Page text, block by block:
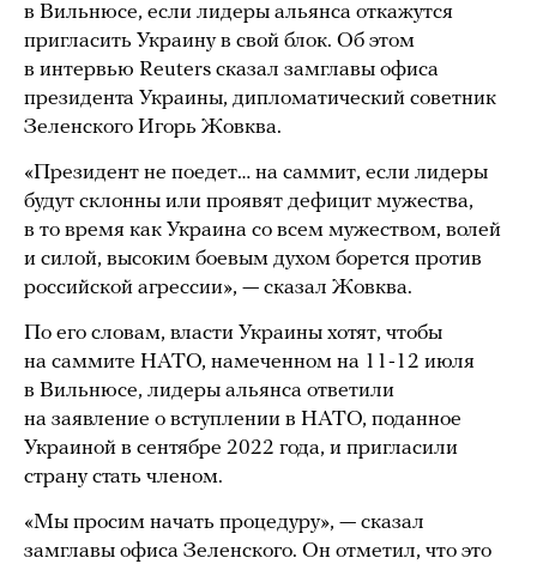
в Вильнюсе, если лидеры альянса откажутся
пригласить Украину в свой блок. Об этом
в интервью Reuters сказал замглавы офиса
президента Украины, дипломатический советник
Зеленского Игорь Жовква.
«Президент не поедет… на саммит, если лидеры
будут склонны или проявят дефицит мужества,
в то время как Украина со всем мужеством, волей
и силой, высоким боевым духом борется против
российской агрессии», — сказал Жовква.
По его словам, власти Украины хотят, чтобы
на саммите НАТО, намеченном на 11-12 июля
в Вильнюсе, лидеры альянса ответили
на заявление о вступлении в НАТО, поданное
Украиной в сентябре 2022 года, и пригласили
страну стать членом.
«Мы просим начать процедуру», — сказал
замглавы офиса Зеленского. Он отметил, что это